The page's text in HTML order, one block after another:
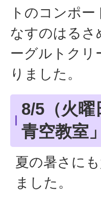
トのコンポー
なすのはるさ
ーグルトクリ
りました。
8/5（火
青空教室」
夏の暑さに
ました。